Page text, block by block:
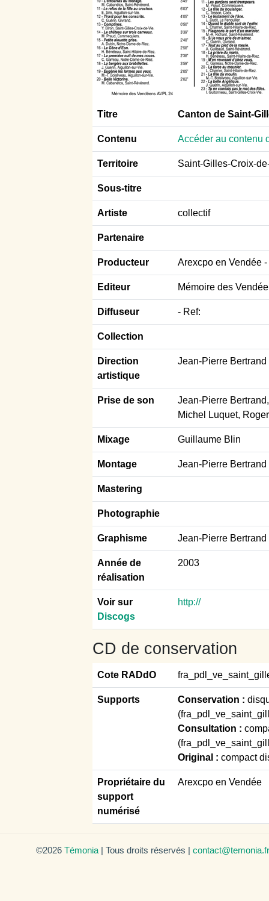
Titre Canton de Saint-
Contenu Accéder au contenu
Territoire Saint-Gilles-Croix-
Sous-titre
Artiste collectif
Partenaire
Producteur Arexcpo en Vendée
Editeur Mémoire des
Diffuseur - Ref:
Collection
Direction
artistique
Jean-Pierre Bertrand
Prise de son
Jean-Pierre
Michel Luquet,
Mixage Guillaume Blin
Montage Jean-Pierre Bertrand
Mastering
Photographie
Graphisme Jean-Pierre Bertrand
Année de
réalisation
2003
Voir sur
Discogs
http://
CD de conservation
Cote RADdO
Supports Conservation :
Consultation :
Original : compact
Propriétaire du
support
numérisé
Arexcpo en Vendée
©2026 Témonia | Tous droits réservés | contact@temonia.fr